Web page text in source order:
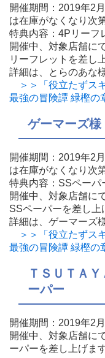
開催期間：2019年2
は在庫がなくなり次
特典内容：4Pリーフ
開催中、対象店舗に
リーフレットを差し
詳細は、とらのあな
＞＞「役立たずス
最強の冒険譚 緑樫の
ゲーマーズ
開催期間：2019年2
は在庫がなくなり次
特典内容：SSペーパ
開催中、対象店舗に
SSペーパーを差し上
詳細は、ゲーマーズ
＞＞「役立たずス
最強の冒険譚 緑樫の
ＴＳＵＴＡ
ーパー
開催期間：2019年2
開催中、対象店舗に
ーパーを差し上げます